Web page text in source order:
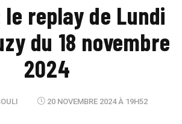
le replay de Lundi
du 18 novembre
2024
20 NOVEMBRE 2024 À 19H52